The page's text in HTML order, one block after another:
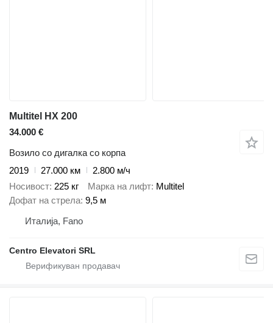
Multitel HX 200
34.000 €
Возило со дигалка со корпа
2019
27.000 км
2.800 м/ч
Носивост 225 кг Марка на лифт Multitel
Дофат на стрела 9,5 м
Италија, Fano
Centro Elevatori SRL